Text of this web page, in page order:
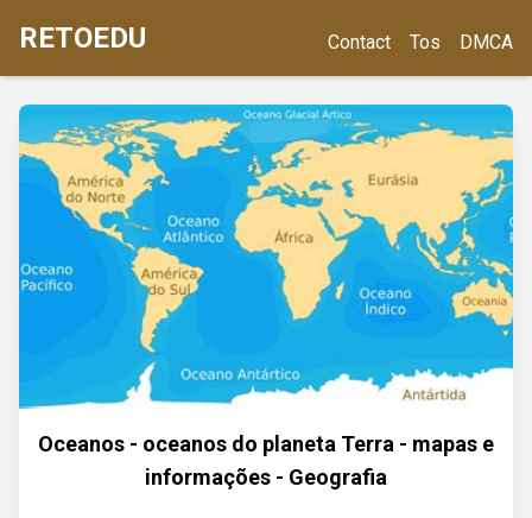
RETOEDU Contact Tos DMCA
Oceanos - oceanos do planeta Terra - mapas e
informações - Geografia